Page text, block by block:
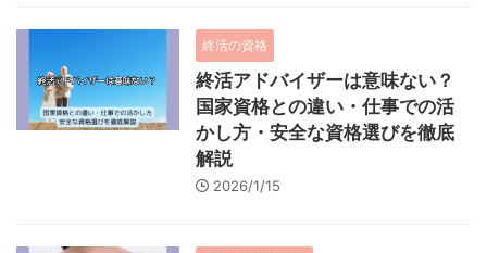
終活の資格
終活アドバイザーは意味ない？
国家資格との違い・仕事での活
かし方・安全な資格選びを徹底
解説
2026/1/15